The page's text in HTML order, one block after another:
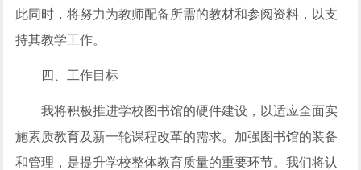
此同时，将努力为教师配备所需的教材和参阅资料，以支
持其教学工作。
四、工作目标
我将积极推进学校图书馆的硬件建设，以适应全面实
施素质教育及新一轮课程改革的需求。加强图书馆的装备
和管理，是提升学校整体教育质量的重要环节。我们将认